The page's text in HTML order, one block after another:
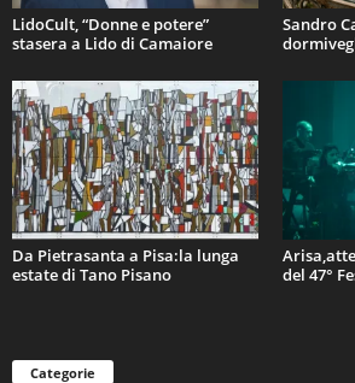
LidoCult, “Donne e potere”
stasera a Lido di Camaiore
Sandro
Da Pietrasanta a Pisa:la lunga
estate di Tano Pisano
del 47°
Categorie